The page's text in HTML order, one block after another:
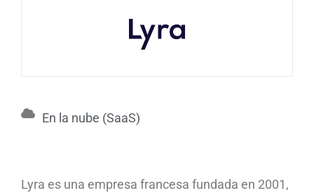
En la nube (SaaS)
Lyra es una empresa francesa fundada en 2001,